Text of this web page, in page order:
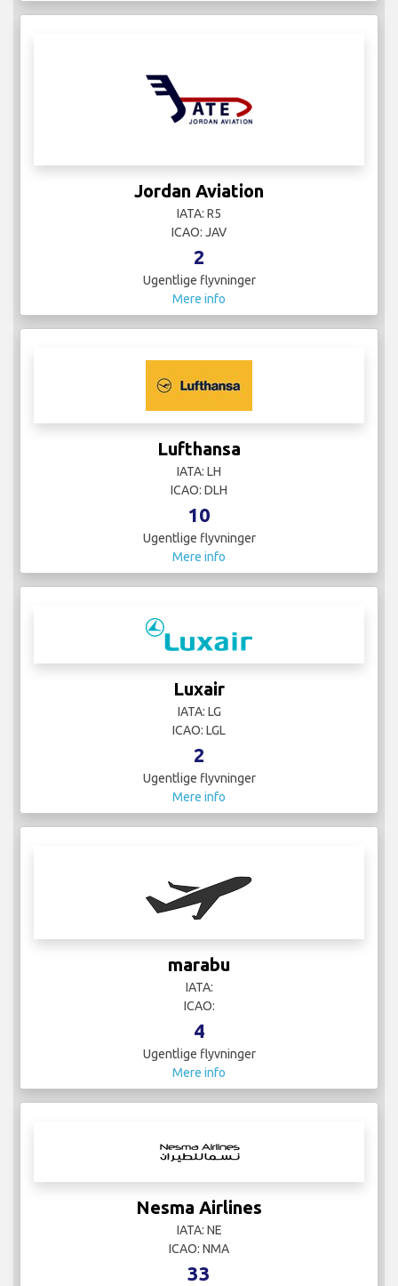
Jordan Aviation
IATA: R5
ICAO: JAV
2
Ugentlige flyvninger
Mere info
Lufthansa
IATA: LH
ICAO: DLH
10
Ugentlige flyvninger
Mere info
Luxair
IATA: LG
ICAO: LGL
2
Ugentlige flyvninger
Mere info
marabu
IATA:
ICAO:
4
Ugentlige flyvninger
Mere info
Nesma Airlines
IATA: NE
ICAO: NMA
33